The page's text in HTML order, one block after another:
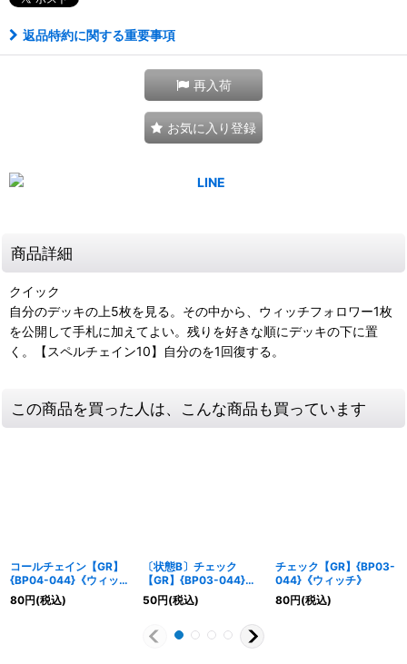
返品特約に関する重要事項
再入荷
お気に入り登録
商品詳細
クイック
自分のデッキの上5枚を見る。その中から、ウィッチフォロワー1枚
を公開して手札に加えてよい。残りを好きな順にデッキの下に置
く。【スペルチェイン10】自分のを1回復する。
この商品を買った人は、こんな商品も買っています
コールチェイン【GR】
{BP04-044}《ウィッ
チ》
80円(税込)
〔状態B〕チェック
【GR】{BP03-044}
《ウィッチ》
50円(税込)
チェック【GR】{BP03-
044}《ウィッチ》
80円(税込)